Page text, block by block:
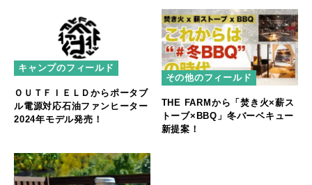
キャンプのフィールド
ＯＵＴＦＩＥＬＤからポータブ
ル電源対応石油ファンヒーター
2024年モデル発売！
その他のフィールド
THE FARMから「焚き火×薪ス
トーブ×BBQ」冬バーベキュー
新提案！